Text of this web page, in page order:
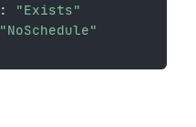
:
"Exists"
"NoSchedule"